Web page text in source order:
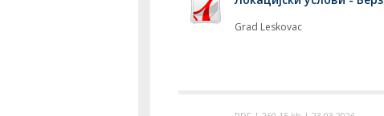
Grad Leskovac